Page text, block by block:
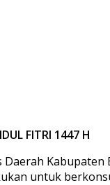
FITRI 1447 H
Daerah
untuk